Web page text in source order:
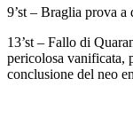
9’st – Braglia prova a
13’st – Fallo di
pericolosa vanificata,
conclusione del neo